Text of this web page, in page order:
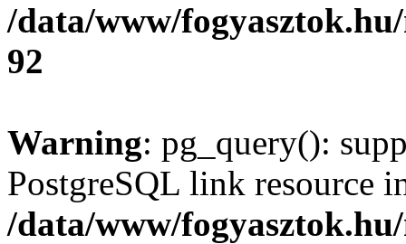
/data/www/
92
Warning: pg_query():
PostgreSQL link resource
/data/www/